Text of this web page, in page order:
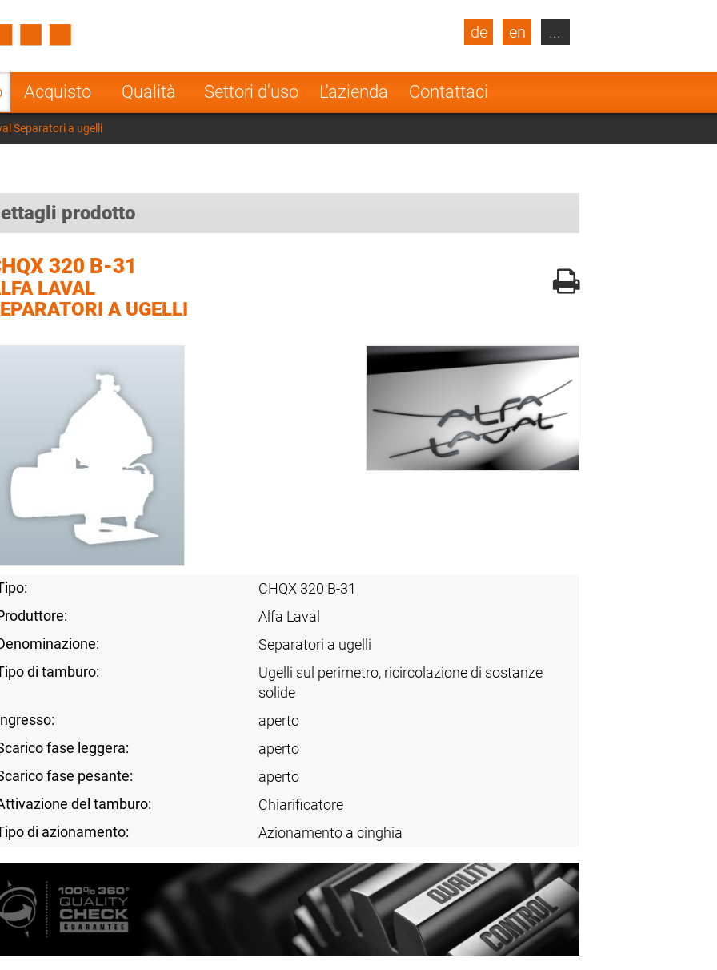
Acquisto Qualità Settori d'uso L'azienda Contattaci
de en
Turkey
Poland Norway
Netherlands
...
Separatori a ugelli
prodotto
320 B-31
LAVAL
A UGELLI
CHQX 320 B-31
Alfa Laval
Separatori a ugelli
di tamburo:
Ugelli sul perimetro, ricircolazione di sostanze
solide
aperto
fase leggera:
aperto
fase pesante:
aperto
del tamburo:
Chiarificatore
di azionamento:
Azionamento a cinghia